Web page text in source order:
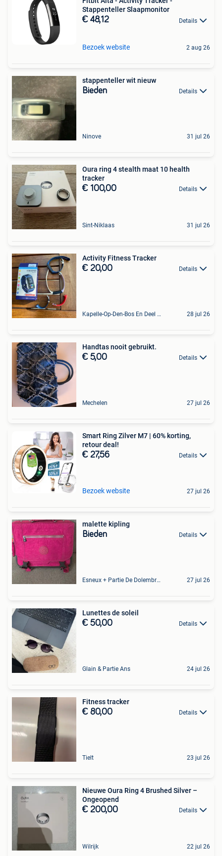
Stappenteller Slaapmonitor
€ 48,12 Details
Bezoek website 2 aug 26
stappenteller wit nieuw
Bieden Details
Ninove 31 jul 26
Oura ring 4 stealth maat 10 health
tracker
€ 100,00 Details
Sint-Niklaas 31 jul 26
Activity Fitness Tracker
€ 20,00 Details
Kapelle-Op-Den-Bos En Deel Van Zemst 28 jul 26
Handtas nooit gebruikt.
€ 5,00 Details
Mechelen 27 jul 26
Smart Ring Zilver M7 | 60% korting,
retour deal!
€ 27,56 Details
Bezoek website 27 jul 26
malette kipling
Bieden Details
Esneux + Partie De Dolembreux 27 jul 26
€ 50,00 Details
Glain & Partie Ans 24 jul 26
Fitness tracker
€ 80,00 Details
Tielt 23 jul 26
Nieuwe Oura Ring 4 Brushed Silver –
Ongeopend
€ 200,00 Details
Wilrijk 22 jul 26